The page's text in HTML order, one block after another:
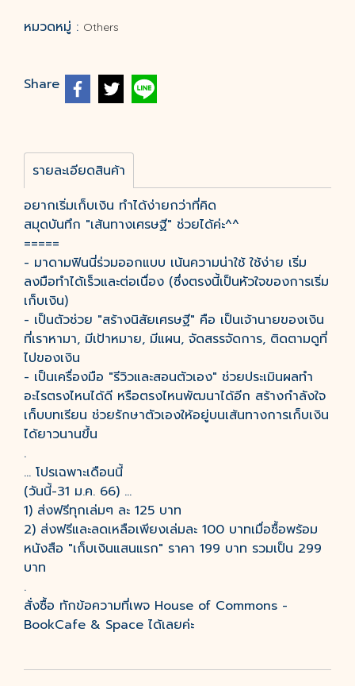
หมวดหมู่ : Others
Share
รายละเอียดสินค้า
อยากเริ่มเก็บเงิน ทำได้ง่ายกว่าที่คิด
สมุดบันทึก "เส้นทางเศรษฐี" ช่วยได้ค่ะ^^
=====
- มาดามฟินนี่ร่วมออกแบบ เน้นความน่าใช้ ใช้ง่าย เริ่ม
ลงมือทำได้เร็วและต่อเนื่อง (ซึ่งตรงนี้เป็นหัวใจของการเริ่ม
เก็บเงิน)
- เป็นตัวช่วย "สร้างนิสัยเศรษฐี" คือ เป็นเจ้านายของเงิน
ที่เราหามา, มีเป้าหมาย, มีแผน, จัดสรรจัดการ, ติดตามดูที่
ไปของเงิน
- เป็นเครื่องมือ "รีวิวและสอนตัวเอง" ช่วยประเมินผลทำ
อะไรตรงไหนได้ดี หรือตรงไหนพัฒนาได้อีก สร้างกำลังใจ
เก็บบทเรียน ช่วยรักษาตัวเองให้อยู่บนเส้นทางการเก็บเงิน
ได้ยาวนานขึ้น
.
... โปรเฉพาะเดือนนี้
(วันนี้-31 ม.ค. 66) ...
1) ส่งฟรีทุกเล่มๆ ละ 125 บาท
2) ส่งฟรีและลดเหลือเพียงเล่มละ 100 บาทเมื่อซื้อพร้อม
หนังสือ "เก็บเงินแสนแรก" ราคา 199 บาท รวมเป็น 299
บาท
.
สั่งซื้อ ทักข้อความที่เพจ House of Commons -
BookCafe & Space ได้เลยค่ะ